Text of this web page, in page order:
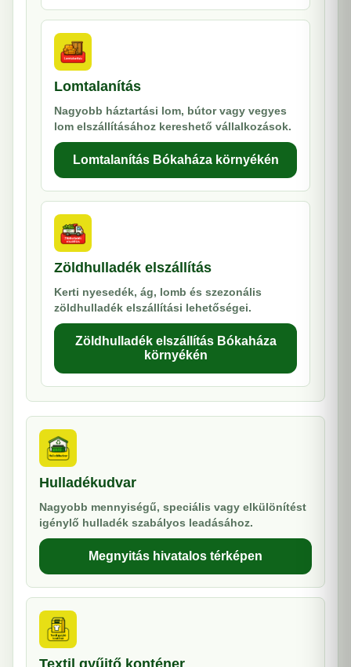
Lomtalanítás
Nagyobb háztartási lom, bútor vagy vegyes
lom elszállításához kereshető vállalkozások.
Lomtalanítás Bókaháza környékén
Zöldhulladék elszállítás
Kerti nyesedék, ág, lomb és szezonális
zöldhulladék elszállítási lehetőségei.
Zöldhulladék elszállítás Bókaháza
környékén
Hulladékudvar
Nagyobb mennyiségű, speciális vagy elkülönítést
igénylő hulladék szabályos leadásához.
Megnyitás hivatalos térképen
Textil gyűjtő konténer